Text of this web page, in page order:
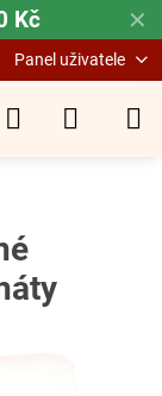
✕
Kč
Panel uživatele